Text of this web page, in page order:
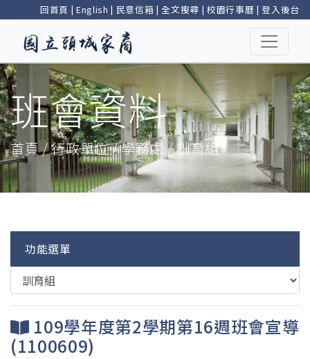
回首頁 | English | 民意信箱 |全文搜尋 | 校園行事曆 |登入後台
班會資料
首頁 / 行政單位 / 學務處 / 訓育組
功能選單
109學年度第2學期第16週班會宣導
(1100609)